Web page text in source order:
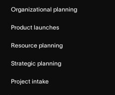
Organizational planning
Product launches
Resource planning
Strategic planning
Project intake